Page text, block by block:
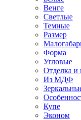
Венге
Светлые
Темные
Размер
Форма
Угловые
Отделка и
Из МДФ
Купе
Эконом